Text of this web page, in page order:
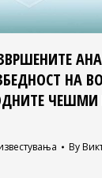
НА
ЧЕШМИ
By